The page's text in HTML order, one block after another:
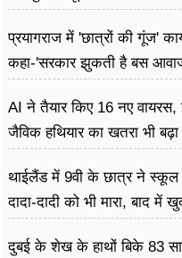
प्रयागराज में 'छात्रों की गूंज'
कहा-'सरकार झुकती है बस
AI ने तैयार किए 16 नए
जैविक हथियार का खतरा भी बढ़ा
थाईलैंड में 9वी के छात्र ने स्कूल
दादा-दादी को भी मारा, बाद में
दुबई के शेख के हाथों बिके 83